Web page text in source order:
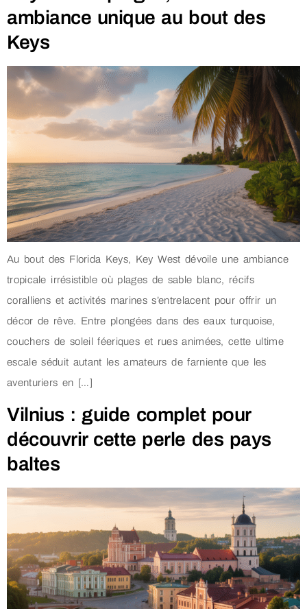
ambiance unique au bout des
Keys
Au bout des Florida Keys, Key West dévoile une ambiance
tropicale irrésistible où plages de sable blanc, récifs
coralliens et activités marines s’entrelacent pour offrir un
décor de rêve. Entre plongées dans des eaux turquoise,
couchers de soleil féeriques et rues animées, cette ultime
escale séduit autant les amateurs de farniente que les
aventuriers en […]
Vilnius : guide complet pour
découvrir cette perle des pays
baltes